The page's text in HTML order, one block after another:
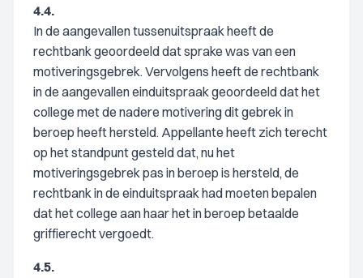
4.4.
In de aangevallen tussenuitspraak heeft de
rechtbank geoordeeld dat sprake was van een
motiveringsgebrek. Vervolgens heeft de rechtbank
in de aangevallen einduitspraak geoordeeld dat het
college met de nadere motivering dit gebrek in
beroep heeft hersteld. Appellante heeft zich terecht
op het standpunt gesteld dat, nu het
motiveringsgebrek pas in beroep is hersteld, de
rechtbank in de einduitspraak had moeten bepalen
dat het college aan haar het in beroep betaalde
griffierecht vergoedt.
4.5.